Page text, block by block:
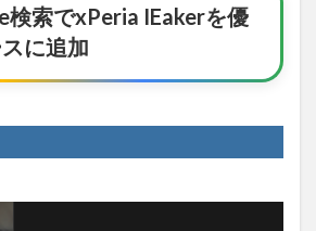
検索でxPeria IEakerを優
に追加